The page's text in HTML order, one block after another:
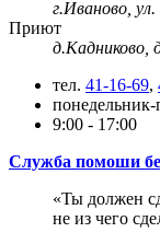
г.Иваново,
Приют
д.Кадниково,
тел. 41-16-69,
понедельник-
9:00 - 17:00
Служба помоши
Ты должен
не из чего